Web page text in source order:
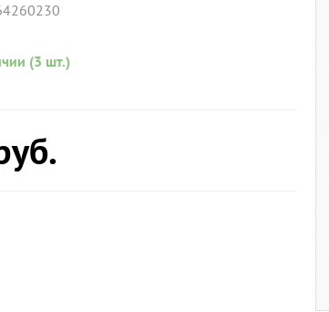
(3 шт.)